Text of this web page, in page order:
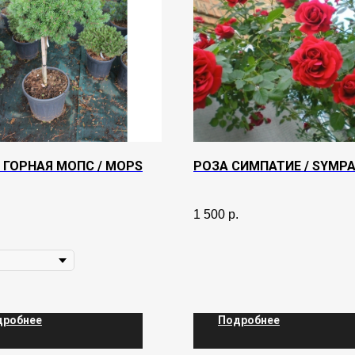
МОПС / MOPS РОЗА СИМПАТИЕ /
1 500 р.
Подробнее